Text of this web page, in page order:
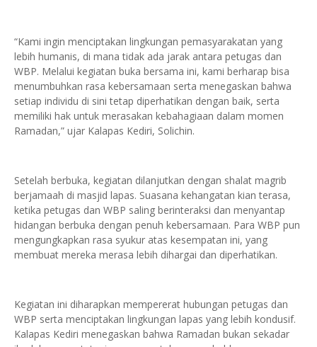
“Kami ingin menciptakan lingkungan pemasyarakatan yang
lebih humanis, di mana tidak ada jarak antara petugas dan
WBP. Melalui kegiatan buka bersama ini, kami berharap bisa
menumbuhkan rasa kebersamaan serta menegaskan bahwa
setiap individu di sini tetap diperhatikan dengan baik, serta
memiliki hak untuk merasakan kebahagiaan dalam momen
Ramadan,” ujar Kalapas Kediri, Solichin.
Setelah berbuka, kegiatan dilanjutkan dengan shalat magrib
berjamaah di masjid lapas. Suasana kehangatan kian terasa,
ketika petugas dan WBP saling berinteraksi dan menyantap
hidangan berbuka dengan penuh kebersamaan. Para WBP pun
mengungkapkan rasa syukur atas kesempatan ini, yang
membuat mereka merasa lebih dihargai dan diperhatikan.
Kegiatan ini diharapkan mempererat hubungan petugas dan
WBP serta menciptakan lingkungan lapas yang lebih kondusif.
Kalapas Kediri menegaskan bahwa Ramadan bukan sekadar